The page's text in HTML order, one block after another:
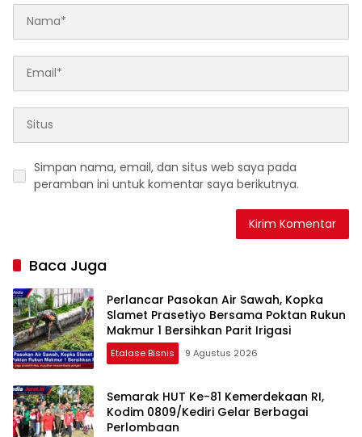
Simpan nama, email, dan situs web saya pada
peramban ini untuk komentar saya berikutnya.
Baca Juga
Perlancar Pasokan Air Sawah, Kopka
Slamet Prasetiyo Bersama Poktan Rukun
Makmur 1 Bersihkan Parit Irigasi
Etalase Bisnis 9 Agustus 2026
Semarak HUT Ke-81 Kemerdekaan RI,
Kodim 0809/Kediri Gelar Berbagai
Perlombaan